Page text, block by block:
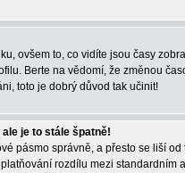
ovšem to, co vidíte jsou časy
Berte na vědomí, že změnou
toto je dobrý důvod tak učinit!
je to stále špatně!
pásmo správně, a přesto se liší
rozdílu mezi